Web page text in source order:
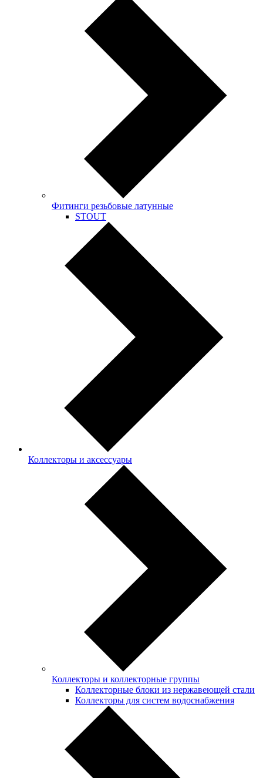
Фитинги резьбовые латунные
STOUT
Коллекторы и аксессуары
Коллекторы и коллекторные группы
Коллекторные блоки из нержавеющей стали
Коллекторы для систем водоснабжения